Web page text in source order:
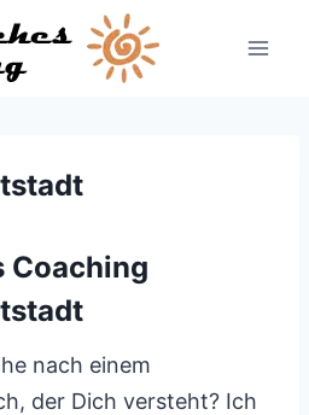
Coaching
nach einem
der Dich versteht? Ich